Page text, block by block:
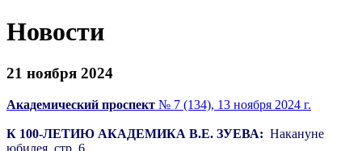
Новости
21 ноября 2024
Академический проспект № 7 (134), 13 ноября 2024 г.
К 100-ЛЕТИЮ АКАДЕМИКА В.Е. ЗУЕВА: Накануне
юбилея, стр. 6